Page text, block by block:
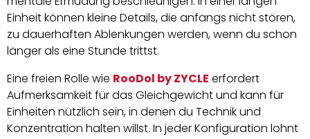
Einheit können kleine Details, die anfangs nicht stören,
zu dauerhaften Ablenkungen werden, wenn du schon
länger als eine Stunde trittst.
Eine freien Rolle wie RooDol by ZYCLE erfordert
Aufmerksamkeit für das Gleichgewicht und kann für
Einheiten nützlich sein, in denen du Technik und
Konzentration halten willst. In jeder Konfiguration lohnt